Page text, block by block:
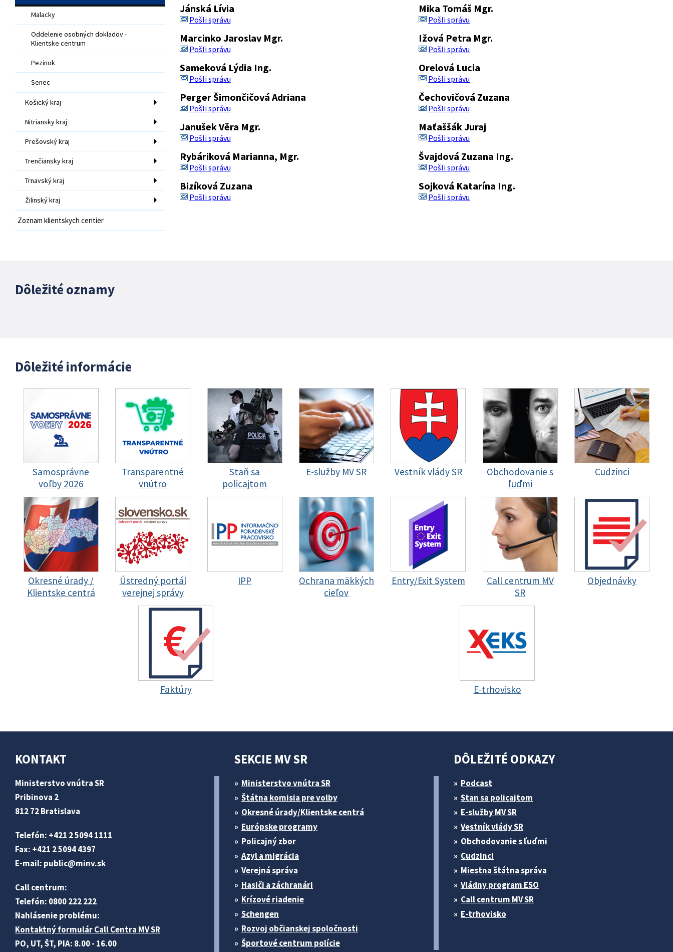
Malacky
Oddelenie osobných dokladov -
Klientske centrum
Pezinok
Senec
Košický kraj
Nitriansky kraj
Prešovský kraj
Trenčiansky kraj
Trnavský kraj
Žilinský kraj
Zoznam klientskych centier
Jánská Lívia
Pošli správu
Mika Tomáš Mgr.
Pošli správu
Marcinko Jaroslav Mgr.
Pošli správu
Ižová Petra Mgr.
Pošli správu
Sameková Lýdia Ing.
Pošli správu
Orelová Lucia
Pošli správu
Perger Šimončičová Adriana
Pošli správu
Čechovičová Zuzana
Pošli správu
Janušek Věra Mgr.
Pošli správu
Maťaššák Juraj
Pošli správu
Rybáriková Marianna, Mgr.
Pošli správu
Švajdová Zuzana Ing.
Pošli správu
Bizíková Zuzana
Pošli správu
Sojková Katarína Ing.
Pošli správu
Dôležité oznamy
Dôležité informácie
Samosprávne
voľby 2026
Transparentné
vnútro
Staň sa
policajtom
E-služby MV SR Vestník vlády SR
Obchodovanie s
ľuďmi
Cudzinci
Okresné úrady /
Klientske centrá
Ústredný portál
verejnej správy
IPP
Ochrana mäkkých
cieľov
Entry/Exit System
Call centrum MV
SR
Objednávky
Faktúry E-trhovisko
KONTAKT
Ministerstvo vnútra SR
Pribinova 2
812 72 Bratislava
Telefón: +421 2 5094 1111
Fax: +421 2 5094 4397
E-mail: public@minv.sk
Call centrum:
Telefón: 0800 222 222
Nahlásenie problému:
Kontaktný formulár Call Centra MV SR
PO, UT, ŠT, PIA: 8.00 - 16.00
SEKCIE MV SR
Ministerstvo vnútra SR
Štátna komisia pre volby
Okresné úrady/Klientske centrá
Európske programy
Policajný zbor
Azyl a migrácia
Verejná správa
Hasiči a záchranári
Krízové riadenie
Schengen
Rozvoj občianskej spoločnosti
Športové centrum polície
DÔLEŽITÉ ODKAZY
Podcast
Stan sa policajtom
E-služby MV SR
Vestník vlády SR
Obchodovanie s ľuďmi
Cudzinci
Miestna štátna správa
Vládny program ESO
Call centrum MV SR
E-trhovisko